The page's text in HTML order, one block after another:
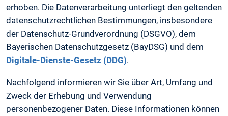
erhoben. Die Datenverarbeitung unterliegt den geltenden
datenschutzrechtlichen Bestimmungen, insbesondere
der Datenschutz-Grundverordnung (DSGVO), dem
Bayerischen Datenschutzgesetz (BayDSG) und dem
Digitale-Dienste-Gesetz (DDG).
Nachfolgend informieren wir Sie über Art, Umfang und
Zweck der Erhebung und Verwendung
personenbezogener Daten. Diese Informationen können